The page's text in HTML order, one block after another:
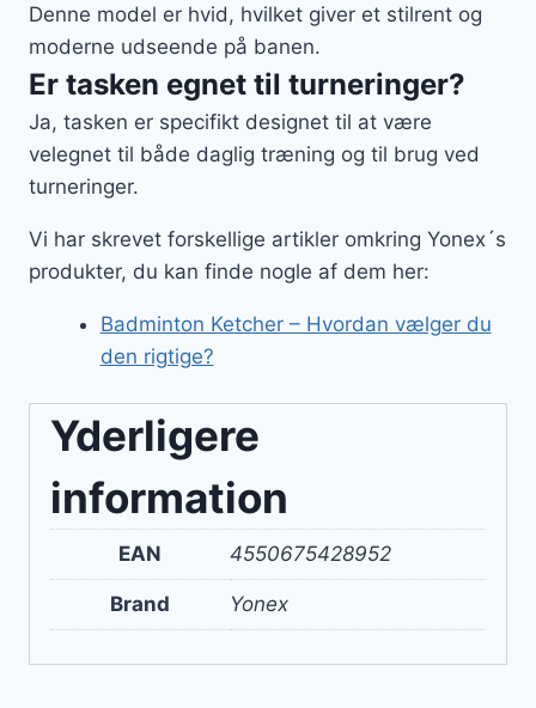
Denne model er hvid, hvilket giver et stilrent og
moderne udseende på banen.
Er tasken egnet til turneringer?
Ja, tasken er specifikt designet til at være
velegnet til både daglig træning og til brug ved
turneringer.
Vi har skrevet forskellige artikler omkring Yonex´s
produkter, du kan finde nogle af dem her:
Badminton Ketcher – Hvordan vælger du
den rigtige?
Yderligere
information
EAN 4550675428952
Brand Yonex